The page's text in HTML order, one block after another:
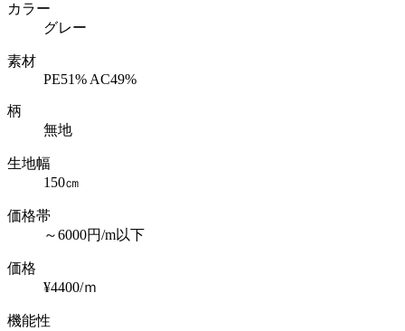
カラー
グレー
素材
PE51% AC49%
柄
無地
生地幅
150㎝
価格帯
～6000円/m以下
価格
¥4400/ｍ
機能性